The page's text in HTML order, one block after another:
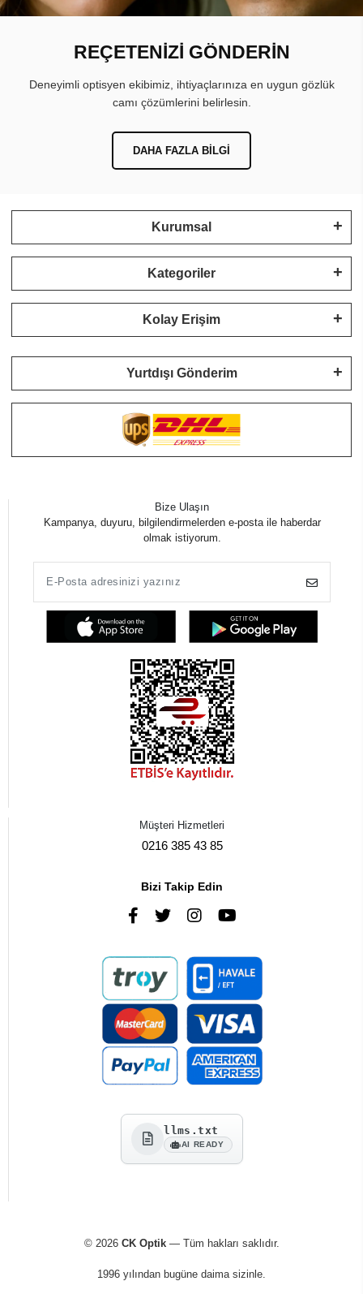
REÇETENİZİ GÖNDERİN
Deneyimli optisyen ekibimiz, ihtiyaçlarınıza en uygun gözlük
camı çözümlerini belirlesin.
DAHA FAZLA BILGI
Kurumsal
Kategoriler
Kolay Erişim
Yurtdışı Gönderim
Bize Ulaşın
Kampanya, duyuru, bilgilendirmelerden e-posta ile haberdar
olmak istiyorum.
Müşteri Hizmetleri
0216 385 43 85
Bizi Takip Edin
llms.txt
AI READY
© 2026 CK Optik— Tüm hakları saklıdır.
1996 yılından bugüne daima sizinle.